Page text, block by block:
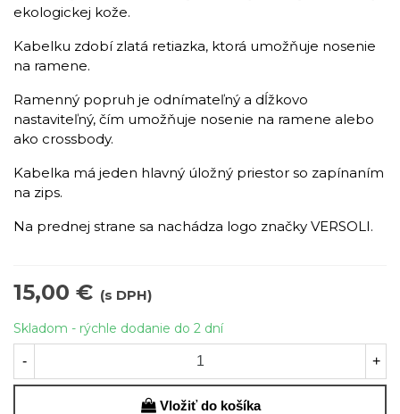
ekologickej kože.
Kabelku zdobí zlatá retiazka, ktorá umožňuje nosenie
na ramene.
Ramenný popruh je odnímateľný a dĺžkovo
nastaviteľný, čím umožňuje nosenie na ramene alebo
ako crossbody.
Kabelka má jeden hlavný úložný priestor so zapínaním
na zips.
Na prednej strane sa nachádza logo značky VERSOLI.
15,00 € (s DPH)
Skladom - rýchle dodanie do 2 dní
- +
Vložiť do košíka